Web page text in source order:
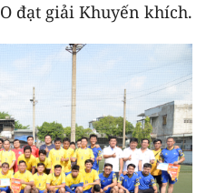
đạt giải Khuyến khích.